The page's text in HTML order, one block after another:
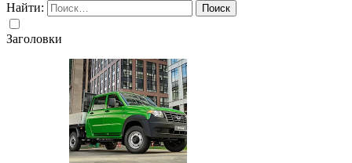
Найти:
Заголовки